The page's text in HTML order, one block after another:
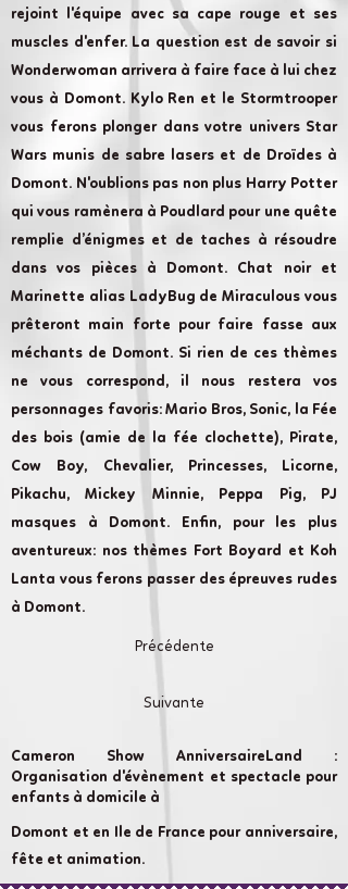
rejoint l'équipe avec sa cape rouge et ses
muscles d'enfer. La question est de savoir si
Wonderwoman arrivera à faire face à lui chez
vous à Domont. Kylo Ren et le Stormtrooper
vous ferons plonger dans votre univers Star
Wars munis de sabre lasers et de Droïdes à
Domont. N'oublions pas non plus Harry Potter
qui vous ramènera à Poudlard pour une quête
remplie d’énigmes et de taches à résoudre
dans vos pièces à Domont. Chat noir et
Marinette alias LadyBug de Miraculous vous
prêteront main forte pour faire fasse aux
méchants de Domont. Si rien de ces thèmes
ne vous correspond, il nous restera vos
personnages favoris: Mario Bros, Sonic, la Fée
des bois (amie de la fée clochette), Pirate,
Cow Boy, Chevalier, Princesses, Licorne,
Pikachu, Mickey Minnie, Peppa Pig, PJ
masques à Domont. Enfin, pour les plus
aventureux: nos thèmes Fort Boyard et Koh
Lanta vous ferons passer des épreuves rudes
à Domont.
Précédente
Suivante
Cameron Show AnniversaireLand :
Organisation d'évènement et spectacle pour
enfants à domicile à
Domont et en Ile de France pour anniversaire,
fête et animation.